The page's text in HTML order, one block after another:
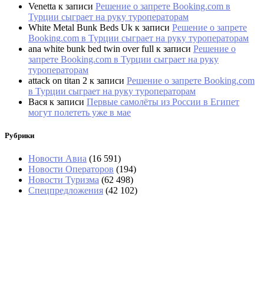
Venetta к записи Решение о запрете Booking.com в
Турции сыграет на руку туроператорам
White Metal Bunk Beds Uk к записи Решение о запрете
Booking.com в Турции сыграет на руку туроператорам
ana white bunk bed twin over full к записи Решение о
запрете Booking.com в Турции сыграет на руку
туроператорам
attack on titan 2 к записи Решение о запрете Booking.com
в Турции сыграет на руку туроператорам
Вася к записи Первые самолёты из России в Египет
могут полететь уже в мае
Рубрики
Новости Авиа (16 591)
Новости Операторов (194)
Новости Туризма (62 498)
Спецпредложения (42 102)